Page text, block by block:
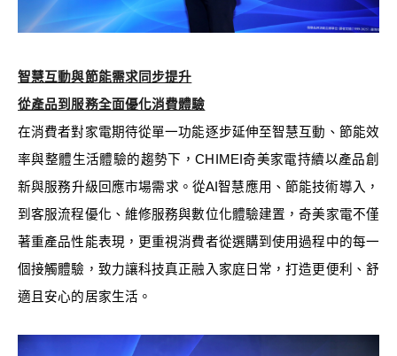
智慧互動與節能需求同步提升
從產品到服務全面優化消費體驗
在消費者對家電期待從單一功能逐步延伸至智慧互動、節能效
率與整體生活體驗的趨勢下，CHIMEI奇美家電持續以產品創
新與服務升級回應市場需求。從AI智慧應用、節能技術導入，
到客服流程優化、維修服務與數位化體驗建置，奇美家電不僅
著重產品性能表現，更重視消費者從選購到使用過程中的每一
個接觸體驗，致力讓科技真正融入家庭日常，打造更便利、舒
適且安心的居家生活。